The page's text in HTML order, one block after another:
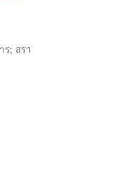
ร; สรา